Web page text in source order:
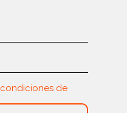
condiciones de